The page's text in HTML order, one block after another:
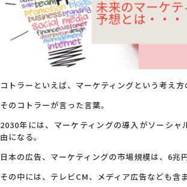
最新ブログ
会社概要
アクセス
採用情報
お問い合わせ
コトラーといえば、マーケティングという考え方
そのコトラーが言った言葉。
2030年には、マーケティングの導入がソーシャ
由になる。
日本の広告、マーケティングの市場規模は、 6兆
その中には、テレビCM、メディア広告なども含